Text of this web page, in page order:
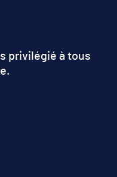
privilégié à tous